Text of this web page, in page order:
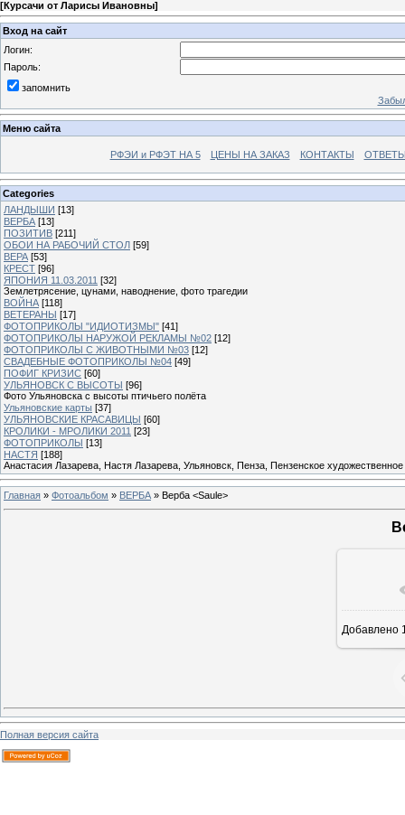
[Курсачи от Ларисы Ивановны]
Вход на сайт
Логин:
Пароль:
запомнить
Меню сайта
РФЭИ и РФЭТ НА 5 ЦЕНЫ НА ЗАКАЗ КОНТАКТЫ
Categories
ЛАНДЫШИ [13]
ВЕРБА [13]
ПОЗИТИВ [211]
ОБОИ НА РАБОЧИЙ СТОЛ [59]
ВЕРА [53]
КРЕСТ [96]
ЯПОНИЯ 11.03.2011 [32]
Землетрясение, цунами, наводнение, фото трагедии
ВОЙНА [118]
ВЕТЕРАНЫ [17]
ФОТОПРИКОЛЫ "ИДИОТИЗМЫ" [41]
ФОТОПРИКОЛЫ НАРУЖОЙ РЕКЛАМЫ №02 [12]
ФОТОПРИКОЛЫ С ЖИВОТНЫМИ №03 [12]
СВАДЕБНЫЕ ФОТОПРИКОЛЫ №04 [49]
ПОФИГ КРИЗИС [60]
УЛЬЯНОВСК С ВЫСОТЫ [96]
Фото Ульяновска с высоты птичьего полёта
Ульяновские карты [37]
УЛЬЯНОВСКИЕ КРАСАВИЦЫ [60]
КРОЛИКИ - МРОЛИКИ 2011 [23]
ФОТОПРИКОЛЫ [13]
НАСТЯ [188]
Анастасия Лазарева, Настя Лазарева, Ульяновск, Пенза, Пензенское
Главная » Фотоальбом » ВЕРБА » Верба <Saule>
В
Добавлено
Полная версия сайта